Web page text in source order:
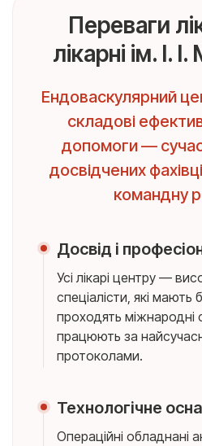
Переваги
лікарні ім. І.
Ендоваскулярний
складові
допомоги —
досвідчених
командну
Досвід і
Усі лікарі центру —
спеціалісти, які мають
проходять
працюють за
протоколами.
Технологічне
Операційні обладнані